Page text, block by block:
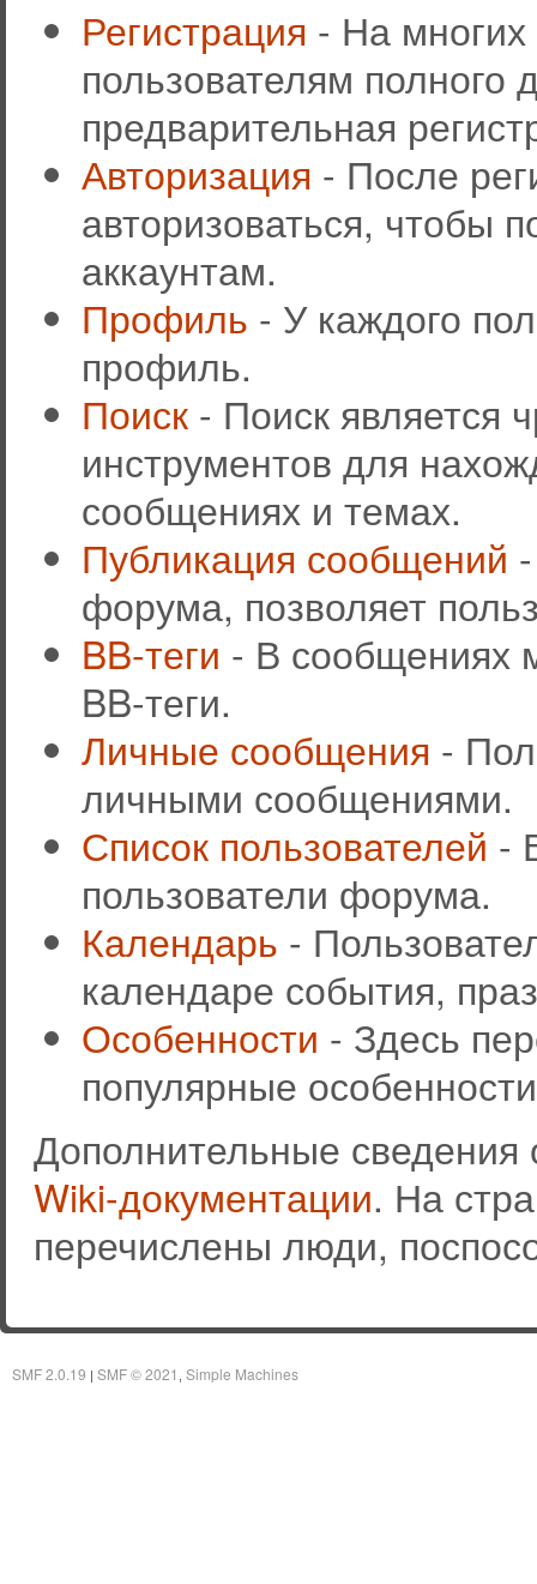
Регистрация - На
пользователям полного
предварительная
Авторизация - После
авторизоваться, чтобы
аккаунтам.
Профиль - У каждого
профиль.
Поиск - Поиск является
инструментов для
сообщениях и темах.
Публикация сообщений
форума, позволяет
BB-теги - В сообщениях
BB-теги.
Личные сообщения -
личными сообщениями.
Список пользователей -
пользователи форума.
Календарь -
календаре события,
Особенности - Здесь
популярные
Дополнительные
Wiki-документации. На
перечислены люди,
SMF 2.0.19 | SMF © 2021 Simple Machines